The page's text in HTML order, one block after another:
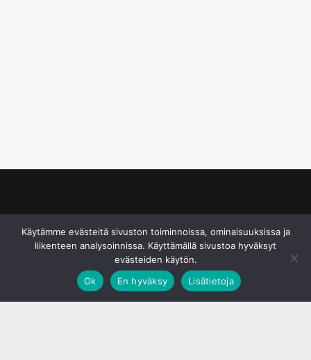
Käytämme evästeitä sivuston toiminnoissa, ominaisuuksissa ja
liikenteen analysoinnissa. Käyttämällä sivustoa hyväksyt
evästeiden käytön.
Ok
En hyväksy Lisätietoja